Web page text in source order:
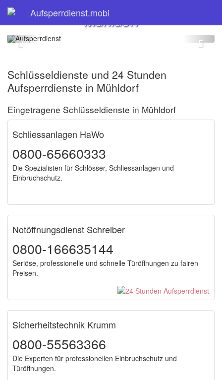
Aufsperrdienst.mobi
Schlüsseldienst
Mühldorf
Schlüsseldienste und 24 Stunden
Aufsperrdienste in Mühldorf
Eingetragene Schlüsseldienste in Mühldorf
Schliessanlagen HaWo
0800-65660333
Die Spezialisten für Schlösser, Schliessanlagen und
Einbruchschutz.
Notöffnungsdienst Schreiber
0800-166635144
Seriöse, professionelle und schnelle Türöffnungen zu fairen
Preisen.
Sicherheitstechnik Krumm
0800-55563366
Die Experten für professionellen Einbruchschutz und
Türöffnungen.